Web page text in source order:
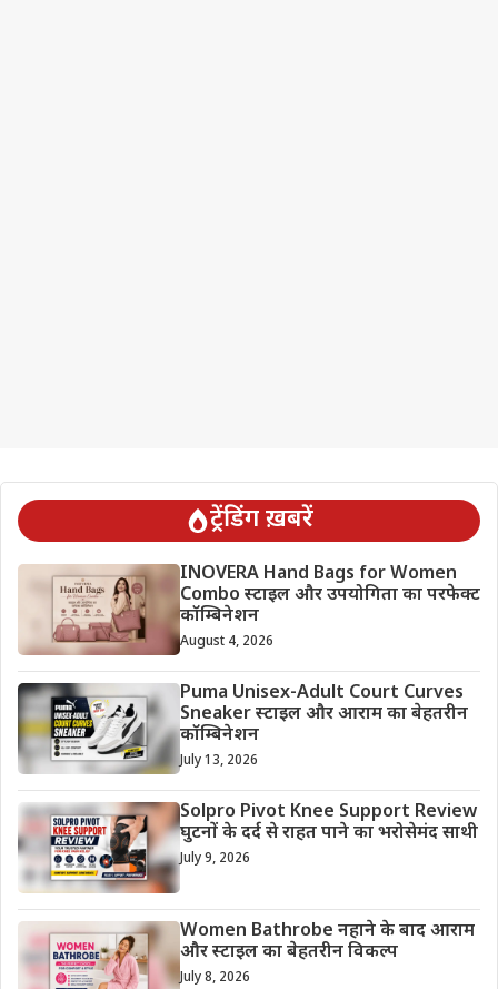
ट्रेंडिंग ख़बरें
INOVERA Hand Bags for Women
Combo स्टाइल और उपयोगिता का परफेक्ट
कॉम्बिनेशन
August 4, 2026
Puma Unisex-Adult Court Curves
Sneaker स्टाइल और आराम का बेहतरीन
कॉम्बिनेशन
July 13, 2026
Solpro Pivot Knee Support Review
घुटनों के दर्द से राहत पाने का भरोसेमंद साथी
July 9, 2026
Women Bathrobe नहाने के बाद आराम
और स्टाइल का बेहतरीन विकल्प
July 8, 2026